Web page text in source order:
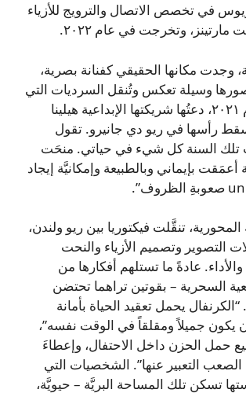
في تخصص الاتصال والترويج للأزياء
وتخرجت في عام ٢٠٢٢.
وجدت مكانها الحقيقي كفنانة بصرية،
وسيلة تعكس وتُنقل السرديات التي
عاشتها. في عام ٢٠٢١، دعتُها شريكتها الإبداعية هيلينا
رأسها في ريو دي جانيرو. تقول
تلك السنة كل شيء في حياتي. منحَت
بإيماني وبالطبيعة وإمكانيَّة إيجاد
تنقَّلت فيكتوريا بين ريو ولندن،
التصوير وتصميم الأزياء والنحت
عادةً ما تستلهم أفكارها من
السحرية – بقوتين تراهما تحتضن
يحمل تعقيد الحياة بأمانة
يكون جميلاً ومقلقاً في الوقت نفسه”،
حمل الحزن داخل الاحتفال، وإعطاءَ
التعبير عنها”. الشخصيات التي
تسكن تلك المساحة البريَّة – حيويَّة،